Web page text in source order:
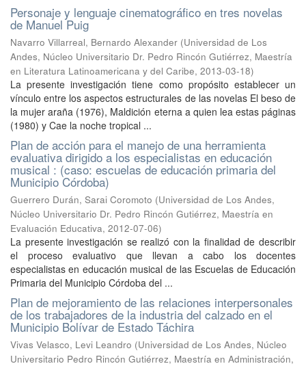
Personaje y lenguaje cinematográfico en tres novelas
de Manuel Puig
Navarro Villarreal, Bernardo Alexander (Universidad de Los
Andes, Núcleo Universitario Dr. Pedro Rincón Gutiérrez, Maestría
en Literatura Latinoamericana y del Caribe, 2013-03-18)
La presente investigación tiene como propósito establecer un
vínculo entre los aspectos estructurales de las novelas El beso de
la mujer araña (1976), Maldición eterna a quien lea estas páginas
(1980) y Cae la noche tropical ...
Plan de acción para el manejo de una herramienta
evaluativa dirigido a los especialistas en educación
musical : (caso: escuelas de educación primaria del
Municipio Córdoba)
Guerrero Durán, Sarai Coromoto (Universidad de Los Andes,
Núcleo Universitario Dr. Pedro Rincón Gutiérrez, Maestría en
Evaluación Educativa, 2012-07-06)
La presente investigación se realizó con la finalidad de describir
el proceso evaluativo que llevan a cabo los docentes
especialistas en educación musical de las Escuelas de Educación
Primaria del Municipio Córdoba del ...
Plan de mejoramiento de las relaciones interpersonales
de los trabajadores de la industria del calzado en el
Municipio Bolívar de Estado Táchira
Vivas Velasco, Levi Leandro (Universidad de Los Andes, Núcleo
Universitario Pedro Rincón Gutiérrez, Maestría en Administración,